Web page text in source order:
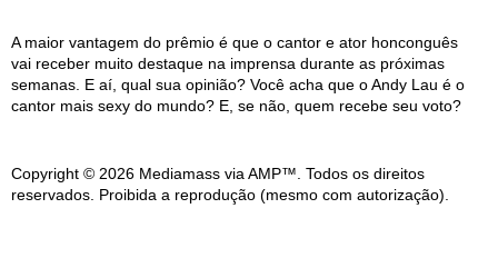
A maior vantagem do prêmio é que o cantor e ator honconguês
vai receber muito destaque na imprensa durante as próximas
semanas. E aí, qual sua opinião? Você acha que o Andy Lau é o
cantor mais sexy do mundo? E, se não, quem recebe seu voto?
Copyright © 2026 Mediamass via AMP™. Todos os direitos
reservados. Proibida a reprodução (mesmo com autorização).